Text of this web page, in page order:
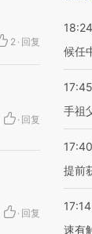
2 · 回复
· 回复
· 回复
18:24
候任
17:45
手祖
17:40
提前
17:14
速有